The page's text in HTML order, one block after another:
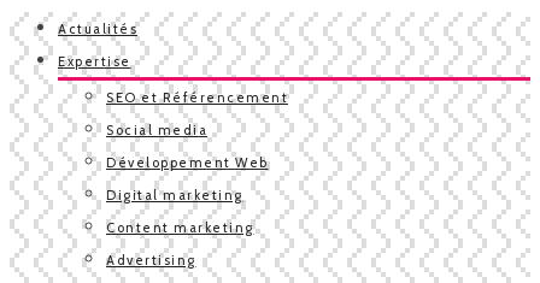
Actualités
Expertise
SEO et Référencement
Social media
Développement Web
Digital marketing
Content marketing
Advertising